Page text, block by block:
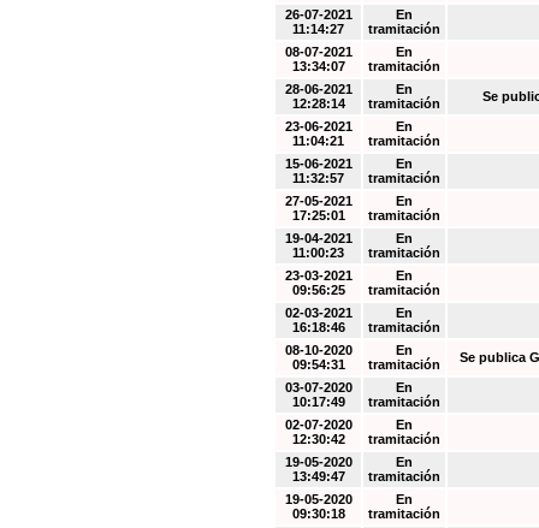
26-07-2021
11:14:27
En
tramitación
08-07-2021
13:34:07
En
tramitación
28-06-2021
12:28:14
En
tramitación
Se
23-06-2021
11:04:21
En
tramitación
15-06-2021
11:32:57
En
tramitación
27-05-2021
17:25:01
En
tramitación
19-04-2021
11:00:23
En
tramitación
23-03-2021
09:56:25
En
tramitación
02-03-2021
16:18:46
En
tramitación
08-10-2020
09:54:31
En
tramitación
Se publica
03-07-2020
10:17:49
En
tramitación
02-07-2020
12:30:42
En
tramitación
19-05-2020
13:49:47
En
tramitación
19-05-2020
09:30:18
En
tramitación